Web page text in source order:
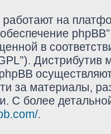
на
в
Дистрибутив
за материалы,
С более
.